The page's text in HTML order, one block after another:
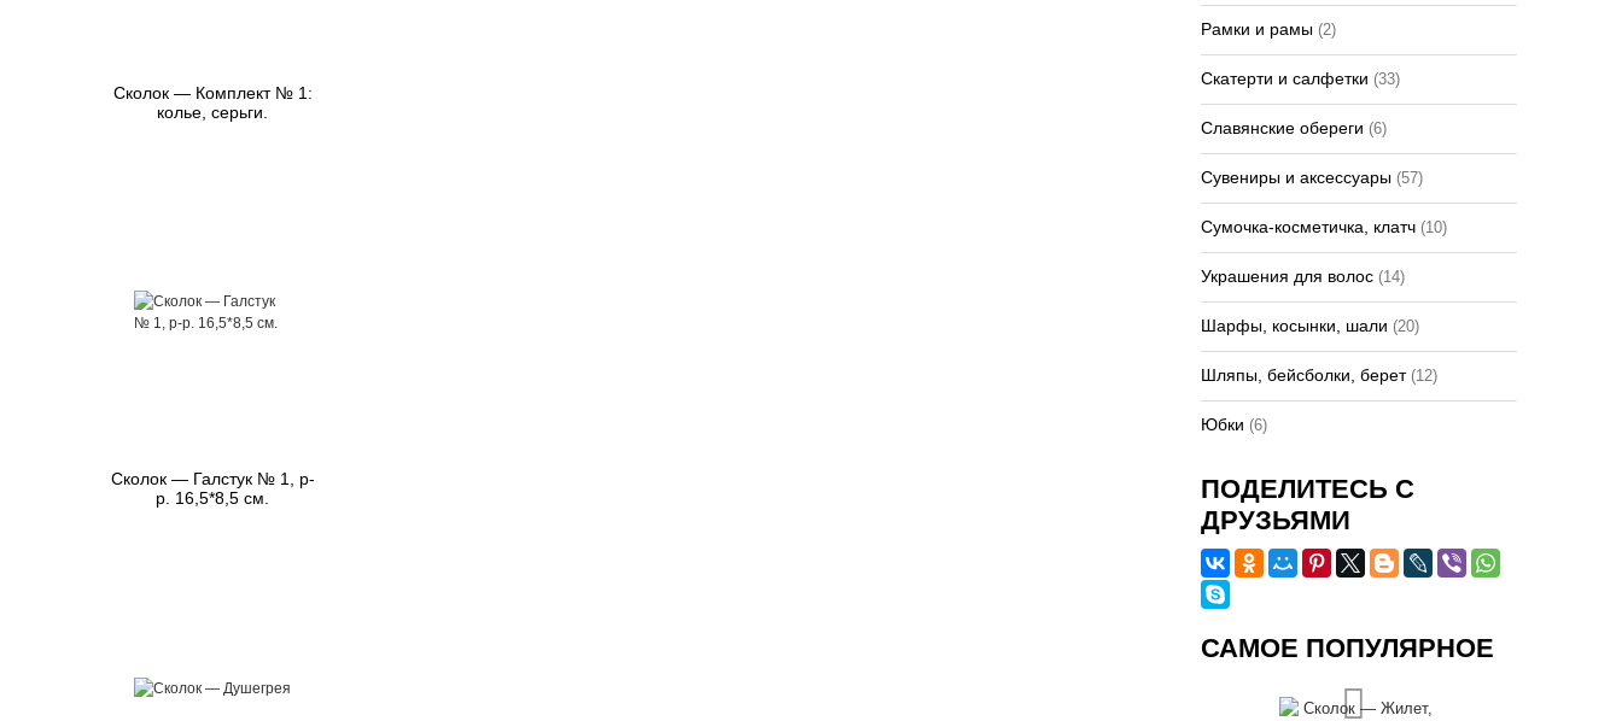
Сколок — Комплект № 1:
колье, серьги.
Сколок — Галстук № 1, р-
р. 16,5*8,5 см.
Рамки и рамы(2)
Скатерти и салфетки (33)
Славянские обереги (6)
Сувениры и аксессуары(57)
Сумочка-косметичка, клатч(10)
Украшения для волос(14)
Шарфы, косынки, шали (20)
Шляпы, бейсболки, берет(12)
Юбки (6)
ПОДЕЛИТЕСЬ С
ДРУЗЬЯМИ
САМОЕ ПОПУЛЯРНОЕ